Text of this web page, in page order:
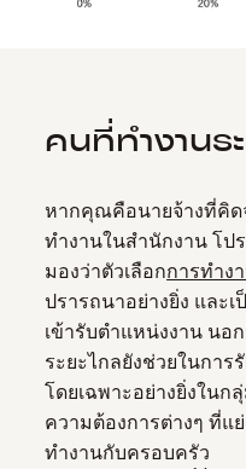
คนที่ทำงานร
หากคุณคือนายจ้างที่คิด
ทำงานในสำนักงาน โป
มองว่าตัวเลือกการทำง
ปรารถนาอย่างยิ่ง และ
เข้ารับตำแหน่งงาน นอ
ระยะไกลยังช่วยในการ
โดยเฉพาะอย่างยิ่งใน
ความต้องการต่างๆ ที่แ
ทำงานกับครอบครัว